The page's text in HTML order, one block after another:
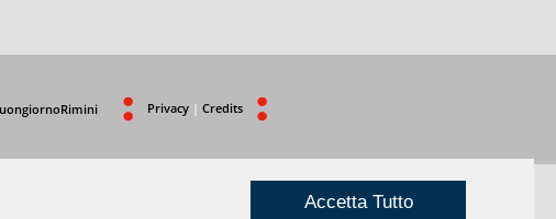
Privacy | Credits
Accetta Tutto